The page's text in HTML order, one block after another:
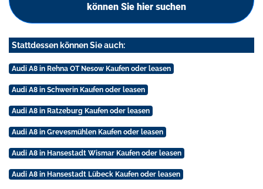
können Sie hier suchen
Stattdessen können Sie auch:
Audi A8 in Rehna OT Nesow Kaufen oder leasen
Audi A8 in Schwerin Kaufen oder leasen
Audi A8 in Ratzeburg Kaufen oder leasen
Audi A8 in Grevesmühlen Kaufen oder leasen
Audi A8 in Hansestadt Wismar Kaufen oder leasen
Audi A8 in Hansestadt Lübeck Kaufen oder leasen